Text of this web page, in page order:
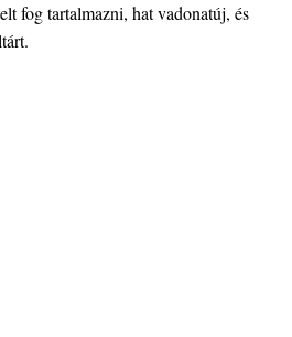
fog tartalmazni, hat vadonatúj, és